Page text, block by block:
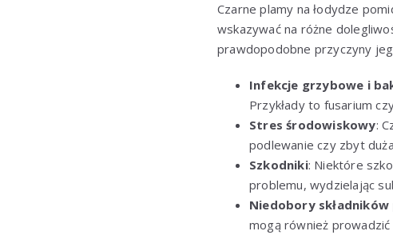
Czarne plamy na łodydze
wskazywać na różne
prawdopodobne przyczyny
Infekcje grzybowe i
Przykłady to fusarium
Stres środowiskowy:
podlewanie czy zbyt
Szkodniki: Niektóre
problemu, wydzielając
Niedobory
mogą również prowadzić